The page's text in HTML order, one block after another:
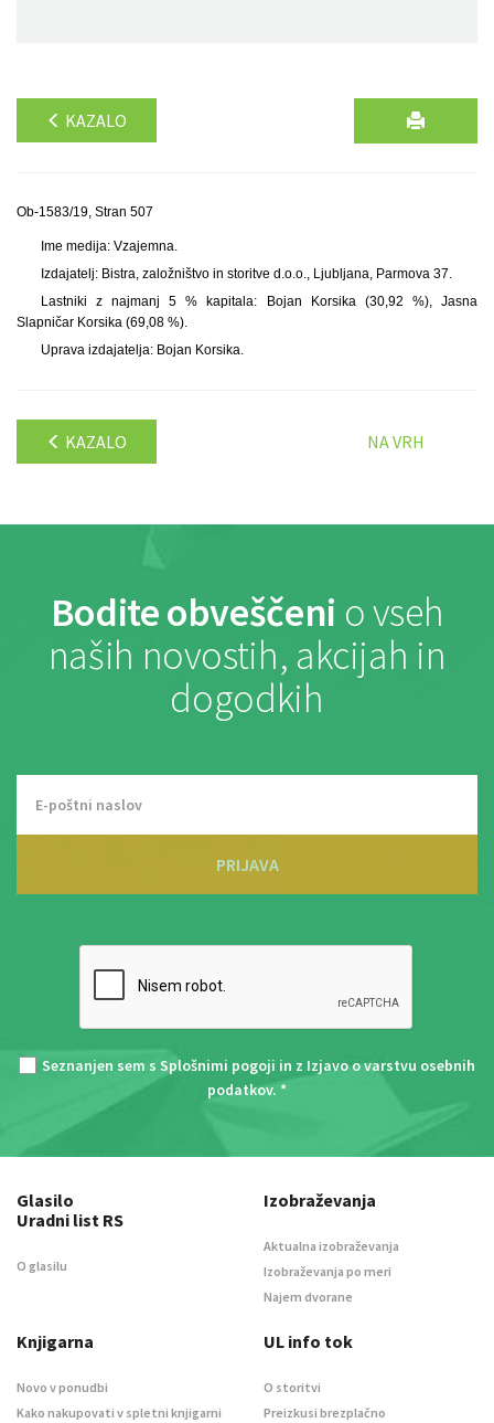
KAZALO
Ob-1583/19, Stran 507
Ime medija: Vzajemna.
Izdajatelj: Bistra, založništvo in storitve d.o.o., Ljubljana, Parmova 37.
Lastniki z najmanj 5 % kapitala: Bojan Korsika (30,92 %), Jasna
Slapničar Korsika (69,08 %).
Uprava izdajatelja: Bojan Korsika.
KAZALO NA VRH
Bodite obveščeni o vseh
naših novostih, akcijah in
dogodkih
PRIJAVA
Seznanjen sem s Splošnimi pogoji in z Izjavo o varstvu osebnih
podatkov. *
Glasilo
Uradni list RS
O glasilu
Izobraževanja
Aktualna izobraževanja
Izobraževanja po meri
Najem dvorane
Knjigarna
Novo v ponudbi
Kako nakupovati v spletni knjigarni
UL info tok
O storitvi
Preizkusi brezplačno